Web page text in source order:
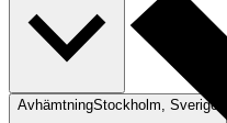
AvhämtningStockholm, Sverige